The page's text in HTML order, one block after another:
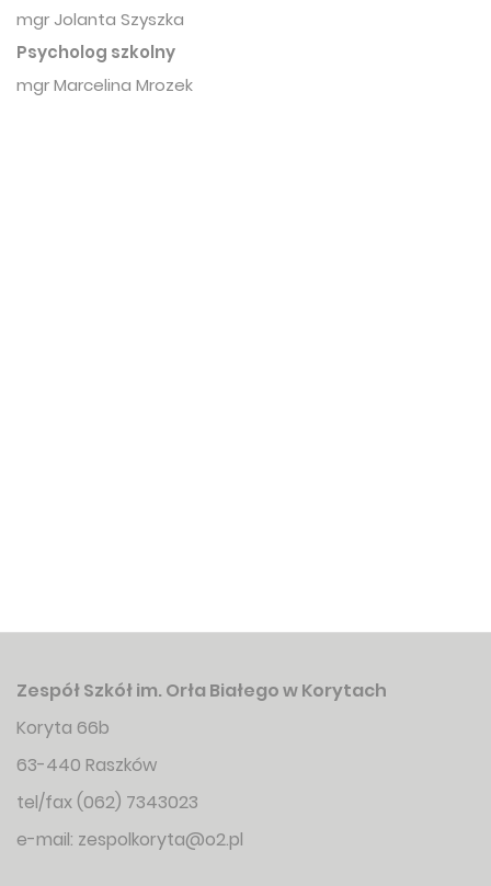
mgr Jolanta Szyszka
Psycholog szkolny
mgr Marcelina Mrozek
Zespół Szkół im. Orła Białego w Korytach
Koryta 66b
63-440 Raszków
tel/fax (062) 7343023
e-mail: zespolkoryta@o2.pl